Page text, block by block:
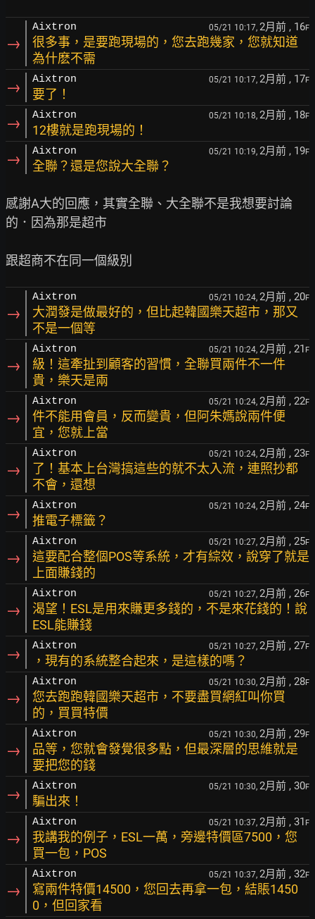
→
Aixtron 05/21 10:17, 2月前 , 16F
很多事，是要跑現場的，您去跑幾家，您就知道
為什麽不需
→ Aixtron 05/21 10:17, 2月前 , 17F
要了！
→ Aixtron 05/21 10:18, 2月前 , 18F
12樓就是跑現場的！
→ Aixtron 05/21 10:19, 2月前 , 19F
全聯？還是您說大全聯？
感謝A大的回應，其實全聯、大全聯不是我想要討論
的．因為那是超市
→
Aixtron 05/21 10:24, 2月前 , 20F
大潤發是做最好的，但比起韓國樂天超市，那又
不是一個等
→
Aixtron 05/21 10:24, 2月前 , 21 F
級！這牽扯到顧客的習慣，全聯買兩件不一件
貴，樂天是兩
→
Aixtron 05/21 10:24, 2月前 , 22F
件不能用會員，反而變貴，但阿朱媽說兩件便
宜，您就上當
→
Aixtron 05/21 10:24, 2月前 , 23F
了！基本上台灣搞這些的就不太入流，連照抄都
不會，還想
→ Aixtron 05/21 10:24, 2月前 , 24F
推電子標籤？
→
Aixtron 05/21 10:27, 2月前 , 25F
這要配合整個POS等系統，才有綜效，說穿了就是
上面賺錢的
→
Aixtron 05/21 10:27, 2月前 , 26F
渴望！ESL是用來賺更多錢的，不是來花錢的！說
ESL能賺錢
→ Aixtron 05/21 10:27, 2月前 , 27F
，現有的系統整合起來，是這樣的嗎？
→
Aixtron 05/21 10:30, 2月前 , 28F
您去跑跑韓國樂天超市，不要盡買網紅叫你買
的，買買特價
→
Aixtron 05/21 10:30, 2月前 , 29F
品等，您就會發覺很多點，但最深層的思維就是
要把您的錢
→ Aixtron 05/21 10:30, 2月前 , 30F
騙出來！
→
Aixtron 05/21 10:37, 2月前 , 31 F
我講我的例子，ESL一萬，旁邊特價區7500，您
買一包，POS
→
Aixtron 05/21 10:37, 2月前 , 32F
寫兩件特價14500，您回去再拿一包，結賬1450
0，但回家看